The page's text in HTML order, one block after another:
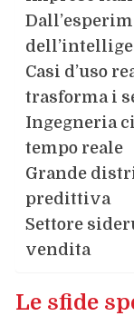
Casi d’uso
trasforma i
Ingegneria
tempo reale
Grande
predittiva
Settore
vendita
Le sfide